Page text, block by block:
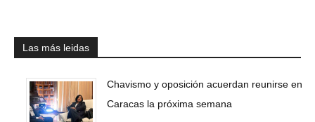
Las más leidas
Chavismo y oposición acuerdan reunirse en
Caracas la próxima semana